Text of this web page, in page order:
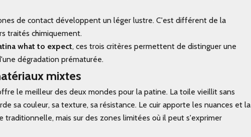
de contact développent un léger lustre. C'est différent de la
traités chimiquement.
what to expect, ces trois critères permettent de distinguer une
dégradation prématurée.
mixtes
le meilleur des deux mondes pour la patine. La toile vieillit sans
sa couleur, sa texture, sa résistance. Le cuir apporte les nuances et la
traditionnelle, mais sur des zones limitées où il peut s'exprimer